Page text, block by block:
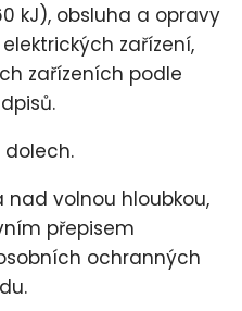
kJ), obsluha a opravy
zařízení,
zařízeních podle
dolech.
nad volnou hloubkou,
přepisem
ochranných